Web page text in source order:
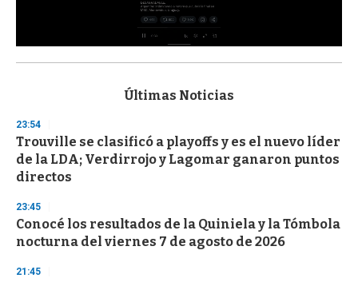
s
d
s
o
f
3
s
e
c
o
d
Últimas Noticias
23:54
Trouville se clasificó a playoffs y es el nuevo líder
de la LDA; Verdirrojo y Lagomar ganaron puntos
directos
23:45
Conocé los resultados de la Quiniela y la Tómbola
nocturna del viernes 7 de agosto de 2026
21:45